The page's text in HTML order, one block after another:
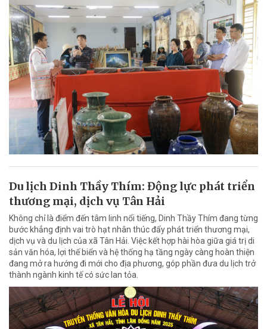
Du lịch Dinh Thầy Thím: Động lực phát triển
thương mại, dịch vụ Tân Hải
Không chỉ là điểm đến tâm linh nổi tiếng, Dinh Thầy Thím đang từng
bước khẳng định vai trò hạt nhân thúc đẩy phát triển thương mại,
dịch vụ và du lịch của xã Tân Hải. Việc kết hợp hài hòa giữa giá trị di
sản văn hóa, lợi thế biển và hệ thống hạ tầng ngày càng hoàn thiện
đang mở ra hướng đi mới cho địa phương, góp phần đưa du lịch trở
thành ngành kinh tế có sức lan tỏa.